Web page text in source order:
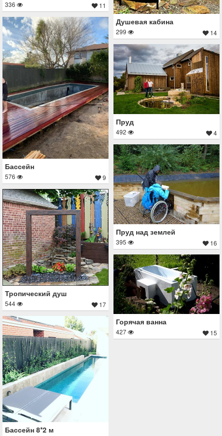
336 11
Душевая кабина
299 14
Бассейн
576 9
Пруд
492 4
Пруд над землей
395 16
Тропический душ
544 17
Горячая ванна
427 15
Бассейн 8*2 м